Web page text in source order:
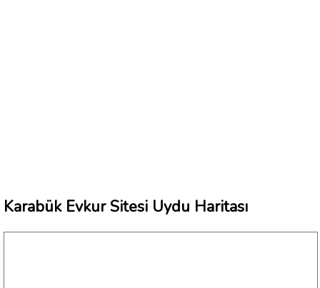
Karabük Evkur Sitesi Uydu Haritası